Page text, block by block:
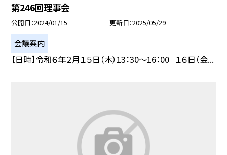
第246回理事会
公開日 2024/01/15 更新日 2025/05/29
会議案内
【日時】令和６年２月１５日（木）13：30〜16：00 １６日（金...